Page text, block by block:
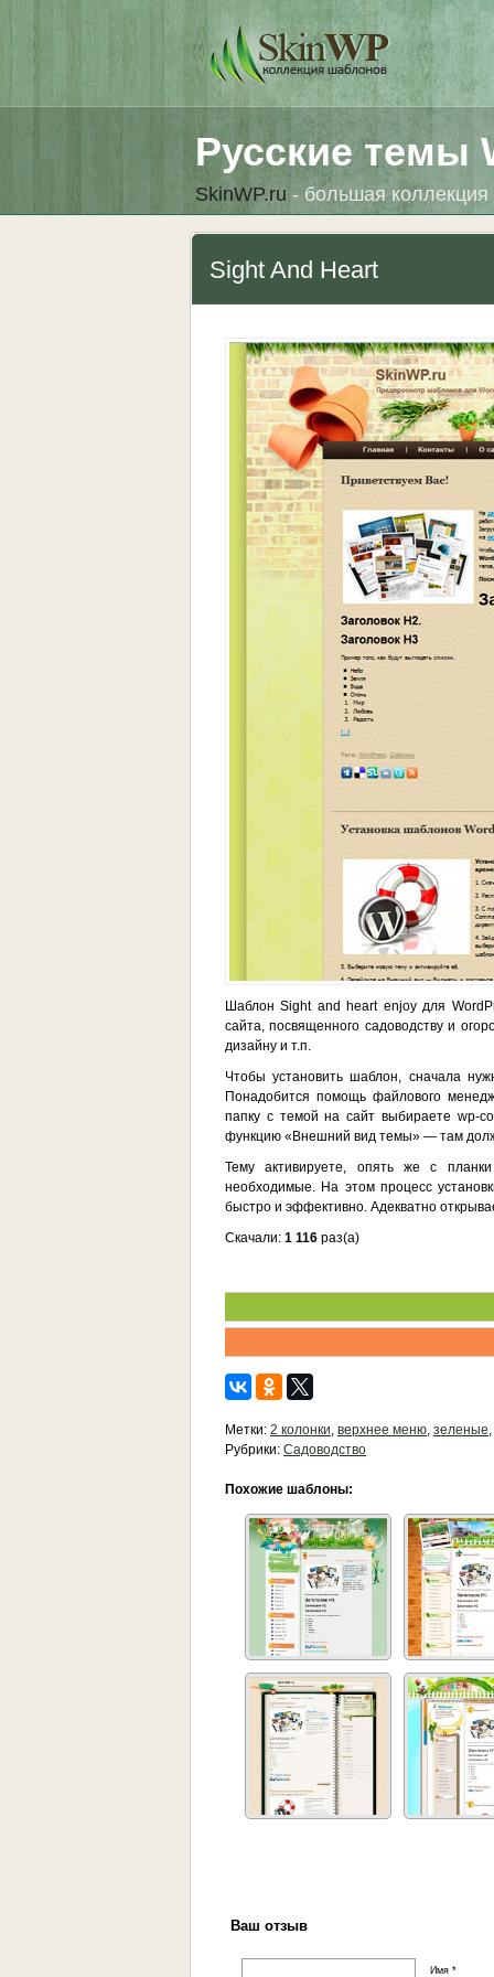
Русские темы
SkinWP.ru - большая коллекция
Sight And Heart
Шаблон Sight and heart enjoy для
сайта, посвященного садоводству и
дизайну и т.п.
Чтобы установить шаблон, сначала
Понадобится помощь файлового
папку с темой на сайт выбираете wp-
функцию «Внешний вид темы» — там
Тему активируете, опять же с
необходимые. На этом процесс
быстро и эффективно. Адекватно
Скачали: 1 116 раз(а)
Метки: 2 колонки, верхнее меню, зеленые,
Рубрики: Садоводство
Похожие шаблоны:
Ваш отзыв
Имя *